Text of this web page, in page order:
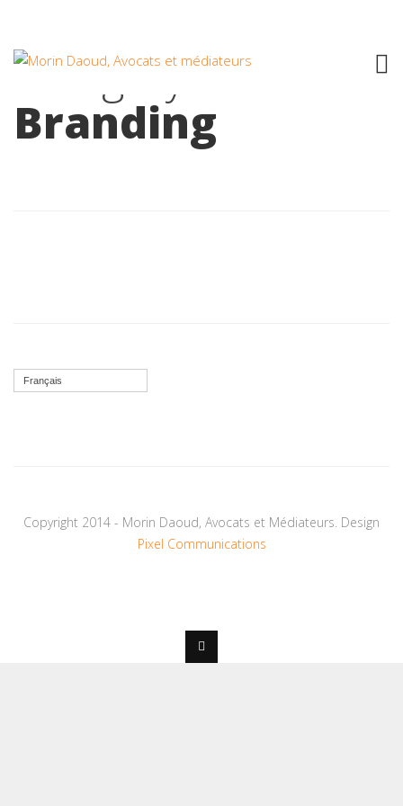
Category:
Branding
Français
Copyright 2014 - Morin Daoud, Avocats et Médiateurs. Design
Pixel Communications